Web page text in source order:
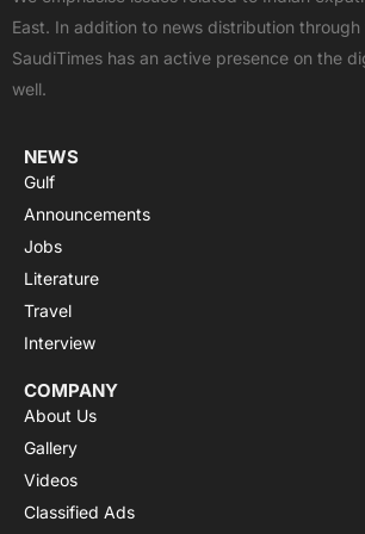
o
o
k
t
t
e
b
e
a
p
p
East. In addition to news distribution through
SaudiTimes has an active presence on the
well.
NEWS
Gulf
Announcements
Jobs
Literature
Travel
Interview
COMPANY
About Us
Gallery
Videos
Classified Ads